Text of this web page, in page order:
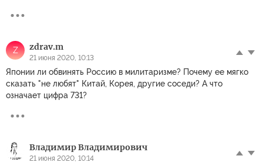
Z zdrav.m
21 июня 2020, 10:13
Японии ли обвинять Россию в милитаризме? Почему ее мягко
сказать "не любят" Китай, Корея, другие соседи? А что
означает цифра 731?
Владимир Владимирович
21 июня 2020, 10:14